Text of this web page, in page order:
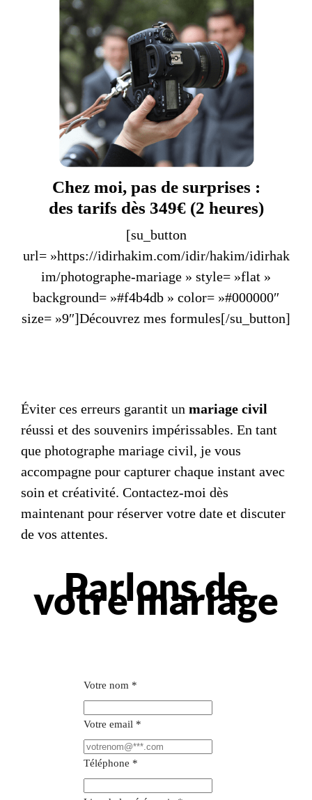
Chez moi, pas de surprises :
des tarifs dès 349€ (2 heures)
[su_button
url= »https://idirhakim.com/idir/hakim/idirhak
im/photographe-mariage » style= »flat »
background= »#f4b4db » color= »#000000″
size= »9″]Découvrez mes formules[/su_button]
Éviter ces erreurs garantit un mariage civil
réussi et des souvenirs impérissables. En tant
que photographe mariage civil, je vous
accompagne pour capturer chaque instant avec
soin et créativité. Contactez-moi dès
maintenant pour réserver votre date et discuter
de vos attentes.
Parlons de
votre mariage
Votre nom *
Votre email *
Téléphone *